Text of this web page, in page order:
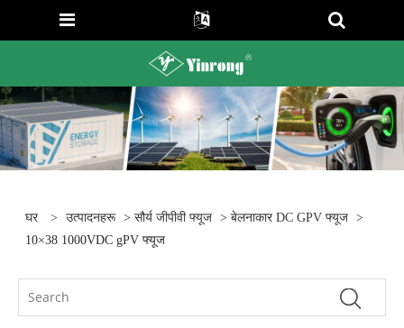
घर > उत्पादनहरू >सौर्य जीपीवी फ्यूज >बेलनाकार DC GPV फ्यूज >
10×38 1000VDC gPV फ्यूज